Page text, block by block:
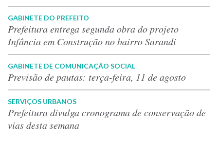
GABINETE DO PREFEITO
Prefeitura entrega segunda obra do projeto
Infância em Construção no bairro Sarandi
GABINETE DE COMUNICAÇÃO SOCIAL
Previsão de pautas: terça-feira, 11 de agosto
SERVIÇOS URBANOS
Prefeitura divulga cronograma de conservação de
vias desta semana